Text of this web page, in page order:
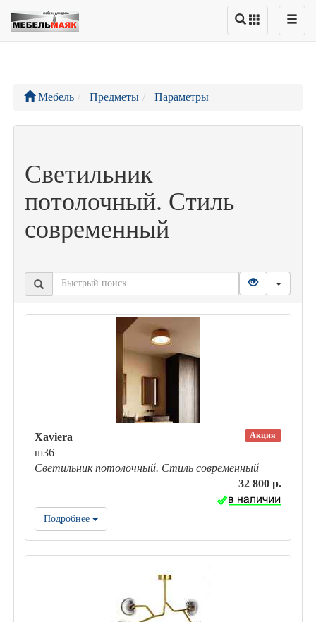
Мебель Предметы Параметры
Светильник
потолочный. Стиль
современный
Акция
Xaviera
ш36
Светильник потолочный. Стиль современный
32 800 р.
Подробнее